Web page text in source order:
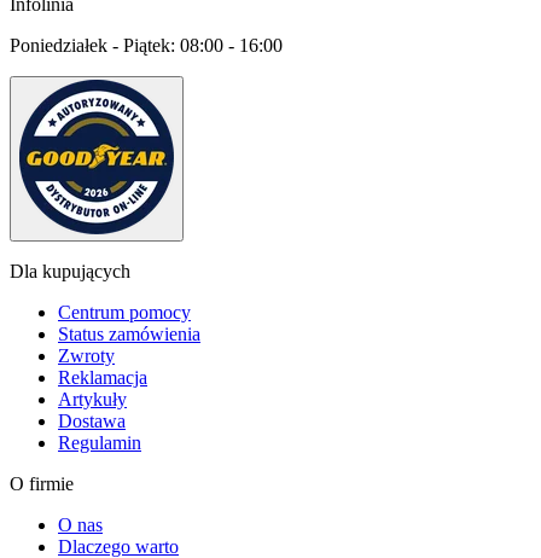
Infolinia
Poniedziałek - Piątek: 08:00 - 16:00
Dla kupujących
Centrum pomocy
Status zamówienia
Zwroty
Reklamacja
Artykuły
Dostawa
Regulamin
O firmie
O nas
Dlaczego warto